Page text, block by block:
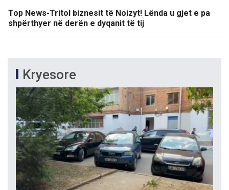
Top News-Tritol biznesit të Noizyt! Lënda u gjet e pa
shpërthyer në derën e dyqanit të tij
Kryesore